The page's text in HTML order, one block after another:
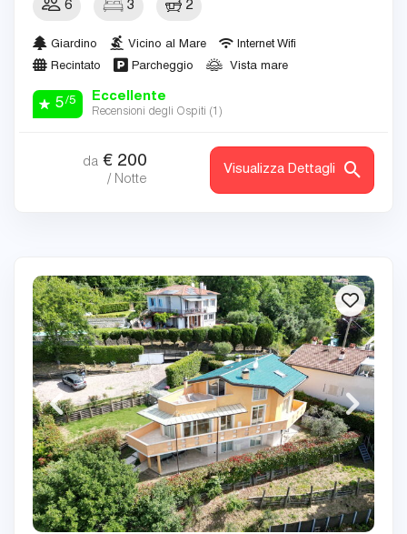
6 3 2
Giardino Vicino al Mare
Internet Wifi
Recintato
Parcheggio Vista mare
5/5 Eccellente
Recensioni degli Ospiti (1 )
da € 200
/ Notte
Visualizza Dettagli